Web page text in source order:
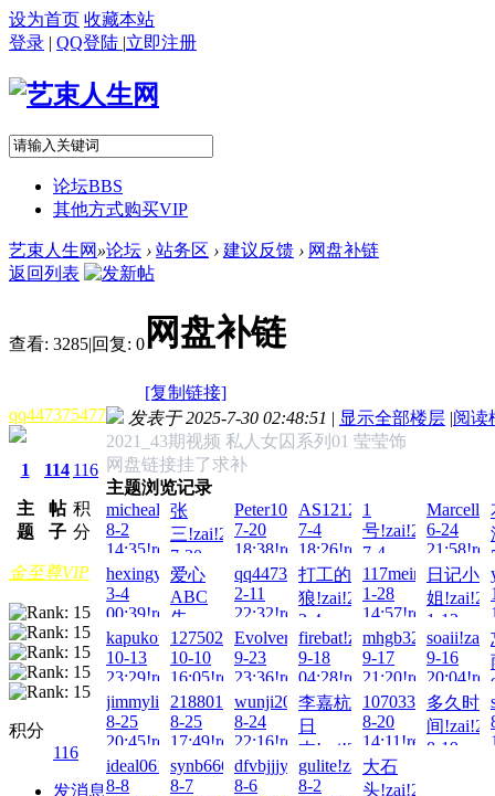
设为首页 收藏本站
登录 | QQ登陆 |立即注册
论坛BBS
其他方式购买VIP
艺束人生网 »论坛 › 站务区 › 建议反馈 › 网盘补链
返回列表
查看: 3285|回复: 0 网盘补链
[复制链接]
qq447375477
1
主
题
114
帖
子
116
积
分
金至尊VIP
积分
116
发消息
发表于 2025-7-30 02:48:51 | 显示全部楼层 |阅读
2021_43期视频 私人女囚系列01 莹莹饰
网盘链接挂了求补
主题浏览记录
micheal!zai!2026-
8-2
14:35!read!
张
三!zai!2026-
7-30
13:55!read!
Peter100713!zai!2026-
7-20
18:38!read!
AS1212!zai!2026-
7-4
18:26!read!
1
号!zai!2026-
7-4
17:01!read!
6-24
hexingyi!zai!2026-
3-4
00:39!read!
爱心
ABC
先
把!zai!2026-
2-20
22:18!read!
qq447375477!zai!2026-
2-11
22:32!read!
打工的
狼!zai!2026-
2-4
13:10!read!
1-28
14:57!read!
日记小
姐
1-12
kapukota!zai!2025-
10-13
23:29!read!
1275028915!zai!2025-
10-10
16:05!read!
Evolver!zai!2025-
9-23
23:36!read!
firebat!zai!2025-
9-18
04:28!read!
9-17
21:20!read!
9-16
jimmyliucc!zai!2025-
8-25
20:45!read!
2188015032!zai!2025-
8-25
17:49!read!
wunji2013!zai!2025-
8-24
22:16!read!
李嘉杭
日
本!zai!2025-
8-24
12:58!read!
107033!zai!2025-
8-20
14:11!read!
多久时
间
8-19
ideal0617!zai!2025-
8-8
synb666!zai!2025-
8-7
dfvbjjjygf158!zai!2025-
8-6
gulite!zai!2025-
8-2
大石
头!zai!2025-